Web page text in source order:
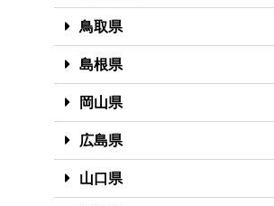
鳥取県
島根県
岡山県
広島県
山口県